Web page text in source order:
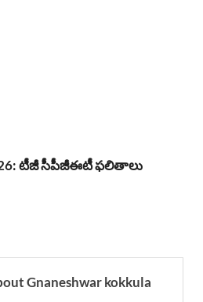
టీజీ సీపీజీఈటీ ఫలితాలు
Gnaneshwar kokkula